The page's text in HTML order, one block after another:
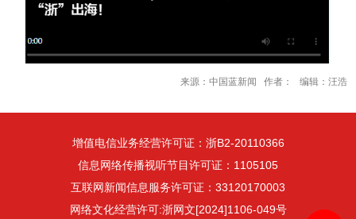
来源：中国蓝新闻 作者： 编辑：汪浩
增值电信业务经营许可证：浙B2-20110366
信息网络传播视听节目许可证：1105105
互联网新闻信息服务许可证：33120170003
网络文化经营许可:浙网文[2024]1106-049号